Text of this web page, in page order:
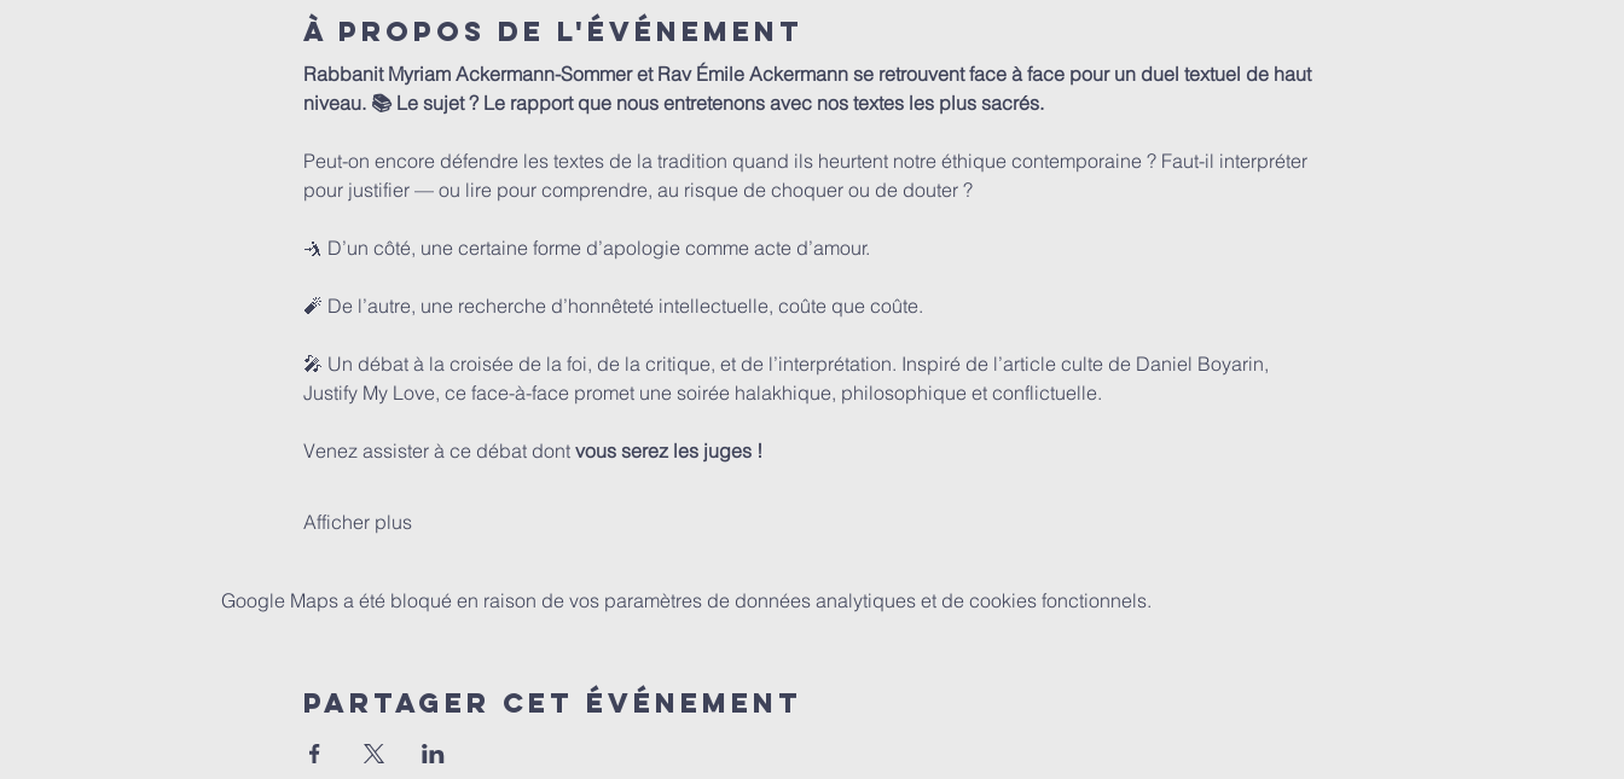
À propos de l'événement
Rabbanit Myriam Ackermann-Sommer et Rav Émile Ackermann se retrouvent face à face pour un duel textuel de haut
niveau. 📚 Le sujet ? Le rapport que nous entretenons avec nos textes les plus sacrés.
Peut-on encore défendre les textes de la tradition quand ils heurtent notre éthique contemporaine ? Faut-il interpréter
pour justifier — ou lire pour comprendre, au risque de choquer ou de douter ?
🤺 D’un côté, une certaine forme d’apologie comme acte d’amour.
🧨 De l’autre, une recherche d’honnêteté intellectuelle, coûte que coûte.
🎤 Un débat à la croisée de la foi, de la critique, et de l’interprétation. Inspiré de l’article culte de Daniel Boyarin,
Justify My Love, ce face-à-face promet une soirée halakhique, philosophique et conflictuelle.
Venez assister à ce débat dont vous serez les juges !
Afficher plus
Google Maps a été bloqué en raison de vos paramètres de données analytiques et de cookies fonctionnels.
Partager cet événement